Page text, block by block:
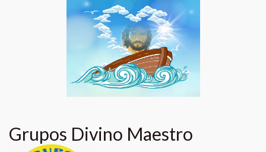
Grupos Divino Maestro